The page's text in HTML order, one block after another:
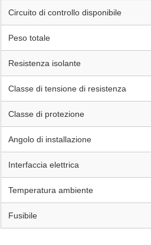
Circuito di controllo disponibile
Peso totale
Resistenza isolante
Classe di tensione di resistenza
Classe di protezione
Angolo di installazione
Interfaccia elettrica
Temperatura ambiente
Fusibile